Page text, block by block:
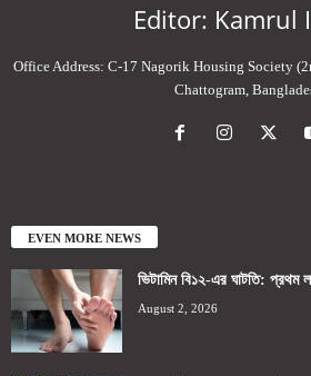
Editor: Kamrul
Office Address: C-17 Nagorik Housing Society
Chattogram,
EVEN MORE NEWS
ভিটামিন বি১২-এর ঘাটতি: প্রথম
August 2, 2026